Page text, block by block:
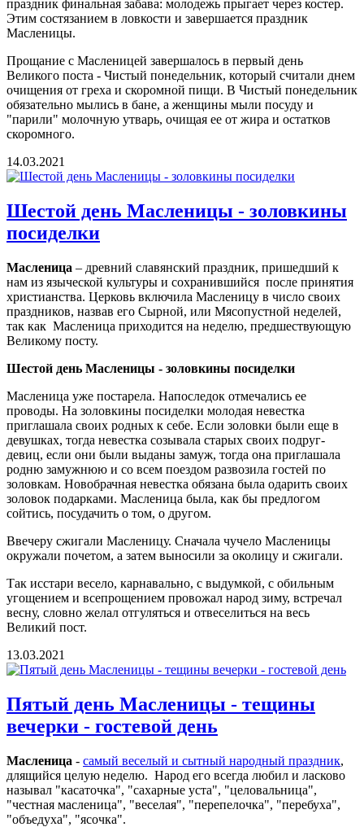
праздник финальная забава: молодежь прыгает через костер.
Этим состязанием в ловкости и завершается праздник
Масленицы.
Прощание с Масленицей завершалось в первый день
Великого поста ‑ Чистый понедельник, который считали днем
очищения от греха и скоромной пищи. В Чистый понедельник
обязательно мылись в бане, а женщины мыли посуду и
"парили" молочную утварь, очищая ее от жира и остатков
скоромного.
14.03.2021
Шестой день Масленицы - золовкины
посиделки
Масленица – древний славянский праздник, пришедший к
нам из языческой культуры и сохранившийся после принятия
христианства. Церковь включила Масленицу в число своих
праздников, назвав его Сырной, или Мясопустной неделей,
так как Масленица приходится на неделю, предшествующую
Великому посту.
Шестой день Масленицы - золовкины посиделки
Масленица уже постарела. Напоследок отмечались ее
проводы. На золовкины посиделки молодая невестка
приглашала своих родных к себе. Если золовки были еще в
девушках, тогда невестка созывала старых своих подруг-
девиц, если они были выданы замуж, тогда она приглашала
родню замужнюю и со всем поездом развозила гостей по
золовкам. Новобрачная невестка обязана была одарить своих
золовок подарками. Масленица была, как бы предлогом
сойтись, посудачить о том, о другом.
Ввечеру сжигали Масленицу. Сначала чучело Масленицы
окружали почетом, а затем выносили за околицу и сжигали.
Так исстари весело, карнавально, с выдумкой, с обильным
угощением и всепрощением провожал народ зиму, встречал
весну, словно желал отгуляться и отвеселиться на весь
Великий пост.
13.03.2021
Пятый день Масленицы - тещины
вечерки - гостевой день
Масленица ‑ самый веселый и сытный народный праздник,
длящийся целую неделю. Народ его всегда любил и ласково
называл "касаточка", "сахарные уста", "целовальница",
"честная масленица", "веселая", "пеpепелочка", "пеpебуха",
"объедуха", "ясочка".